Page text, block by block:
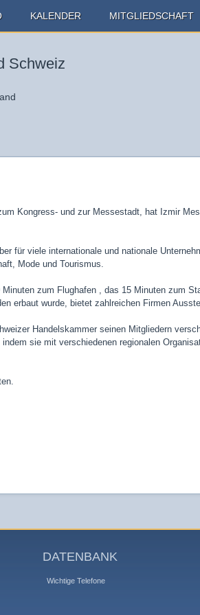
KALENDER MITGLIEDSCHAFT
Schweiz
Kongress- und zur Messestadt, hat Izmir
für viele internationale und nationale
Mode und Tourismus.
zum Flughafen , das 15 Minuten zum
erbaut wurde, bietet zahlreichen Firmen
Handelskammer seinen Mitgliedern
sie mit verschiedenen regionalen
DATENBANK
Wichtige Telefone